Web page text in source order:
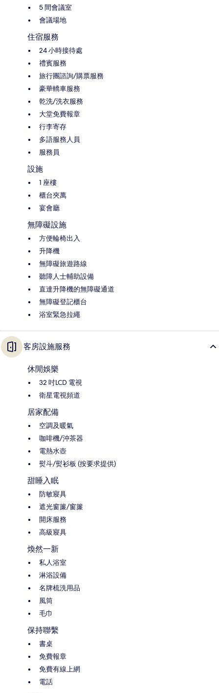
5 間會議室
會議場地
住宿服務
24 小時接待處
禮賓服務
旅行團諮詢/購票服務
豪華轎車服務
乾洗/洗衣服務
大堂免費報章
行李寄存
多語服務人員
服務員
設施
1 座樓
櫃台夾萬
宴會廳
無障礙設施
方便輪椅出入
升降機
無障礙旅遊路線
聽障人士輔助設備
直達升降機的無障礙通道
無障礙登記櫃台
浴室緊急拉繩
客房設施服務
休閒娛樂
32 吋LCD 電視
衛星電視頻道
居家配備
空調及暖氣
咖啡機/沖茶器
電熱水壺
熨斗/熨衫板 (按要求提供)
甜睡入眠
防敏寢具
遮光窗簾/窗簾
開床服務
高級寢具
煥然一新
私人浴室
淋浴設備
名牌梳洗用品
風筒
毛巾
保持聯繫
書桌
免費報章
免費有線上網
電話